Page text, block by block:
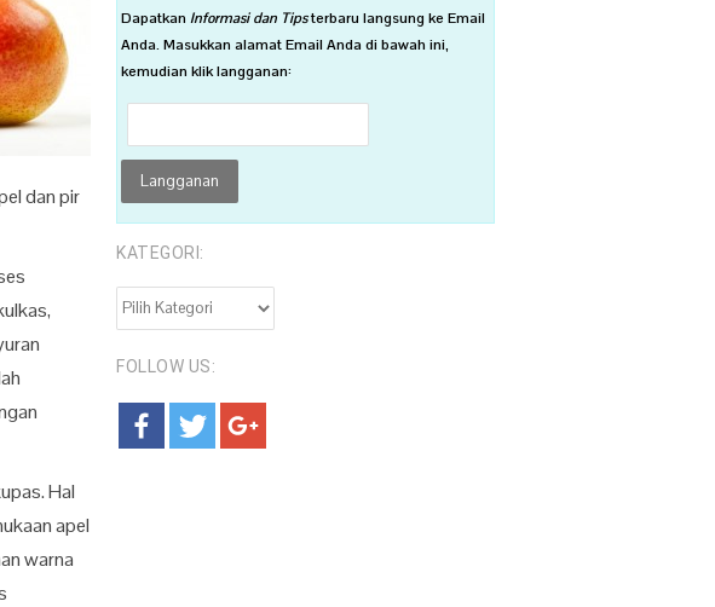
dan pir
Hal
apel
warna
DapatkanInformasi dan Tipsterbaru langsung ke Email
Anda. Masukkan alamat Email Anda di bawah ini,
kemudian klik langganan:
KATEGORI:
KATEGORI:
FOLLOW US: